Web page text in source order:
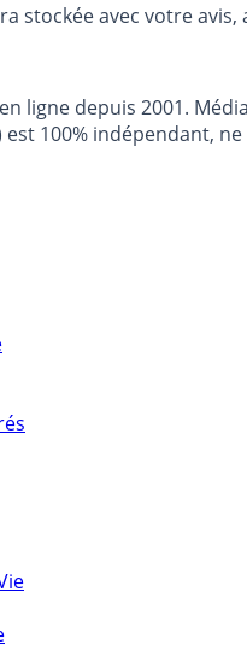
stockée avec votre
ligne depuis 2001.
100% indépendant,